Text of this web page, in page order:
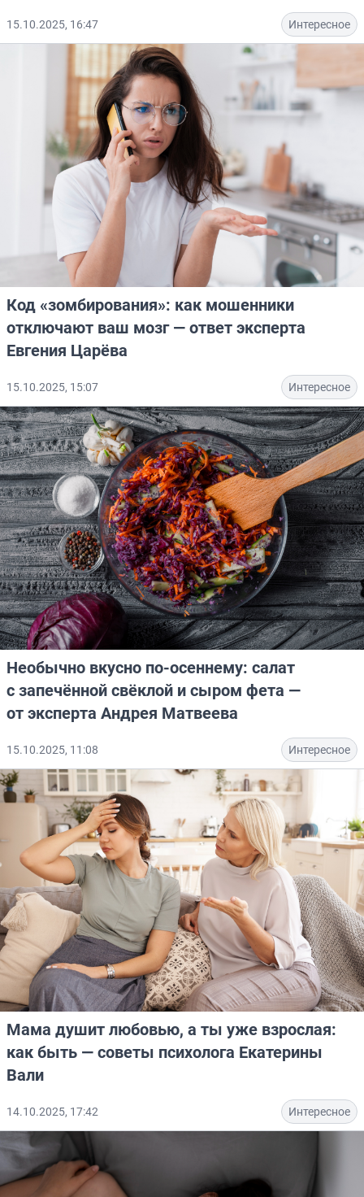
15.10.2025, 16:47 Интересное
Код «зомбирования»: как мошенники
отключают ваш мозг — ответ эксперта
Евгения Царёва
15.10.2025, 15:07 Интересное
Необычно вкусно по-осеннему: салат
с запечённой свёклой и сыром фета —
от эксперта Андрея Матвеева
15.10.2025, 11:08 Интересное
Мама душит любовью, а ты уже взрослая:
как быть — советы психолога Екатерины
Вали
14.10.2025, 17:42 Интересное